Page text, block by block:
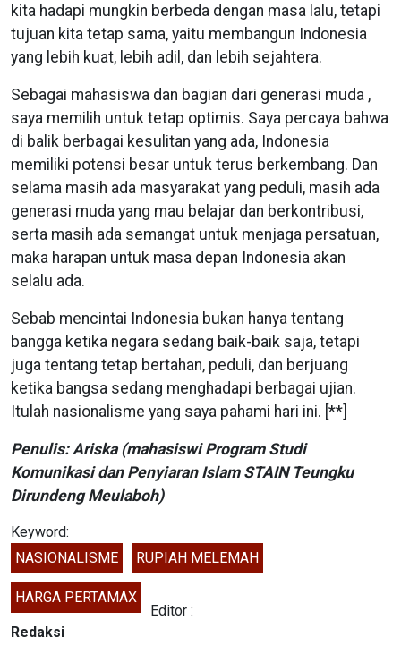
kita hadapi mungkin berbeda dengan masa lalu, tetapi
tujuan kita tetap sama, yaitu membangun Indonesia
yang lebih kuat, lebih adil, dan lebih sejahtera.
Sebagai mahasiswa dan bagian dari generasi muda ,
saya memilih untuk tetap optimis. Saya percaya bahwa
di balik berbagai kesulitan yang ada, Indonesia
memiliki potensi besar untuk terus berkembang. Dan
selama masih ada masyarakat yang peduli, masih ada
generasi muda yang mau belajar dan berkontribusi,
serta masih ada semangat untuk menjaga persatuan,
maka harapan untuk masa depan Indonesia akan
selalu ada.
Sebab mencintai Indonesia bukan hanya tentang
bangga ketika negara sedang baik-baik saja, tetapi
juga tentang tetap bertahan, peduli, dan berjuang
ketika bangsa sedang menghadapi berbagai ujian.
Itulah nasionalisme yang saya pahami hari ini. [**]
Penulis: Ariska (mahasiswi Program Studi
Komunikasi dan Penyiaran Islam STAIN Teungku
Dirundeng Meulaboh)
Keyword:
NASIONALISME
RUPIAH MELEMAH
HARGA PERTAMAX
Editor :
Redaksi